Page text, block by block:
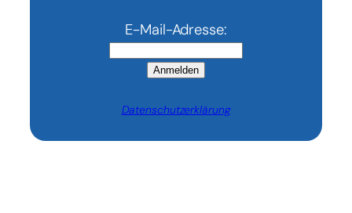
E-Mail-Adresse:
Anmelden
Datenschutzerklärung